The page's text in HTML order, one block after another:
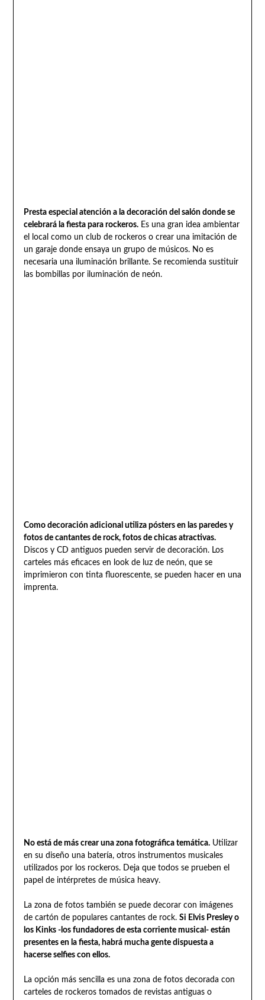
Presta especial atención a la decoración del salón donde se
celebrará la fiesta para rockeros.Es una gran idea ambientar
el local como un club de rockeros o crear una imitación de
un garaje donde ensaya un grupo de músicos. No es
necesaria una iluminación brillante. Se recomienda sustituir
las bombillas por iluminación de neón.
Como decoración adicional utiliza pósters en las paredes y
fotos de cantantes de rock, fotos de chicas atractivas.
Discos y CD antiguos pueden servir de decoración. Los
carteles más eficaces en look de luz de neón, que se
imprimieron con tinta fluorescente, se pueden hacer en una
imprenta.
No está de más crear una zona fotográfica temática.Utilizar
en su diseño una batería, otros instrumentos musicales
utilizados por los rockeros. Deja que todos se prueben el
papel de intérpretes de música heavy.
La zona de fotos también se puede decorar con imágenes
de cartón de populares cantantes de rock. Si Elvis Presley o
los Kinks -los fundadores de esta corriente musical- están
presentes en la fiesta, habrá mucha gente dispuesta a
hacerse selfies con ellos.
La opción más sencilla es una zona de fotos decorada con
carteles de rockeros tomados de revistas antiguas o